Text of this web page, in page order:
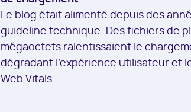
Le blog était alimenté depuis des
guideline technique. Des fichiers de
mégaoctets ralentissaient le
dégradant l’expérience utilisateur et
Web Vitals.